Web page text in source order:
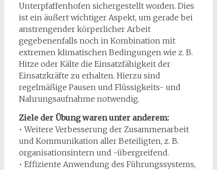
Unterpfaffenhofen sichergestellt worden. Dies
ist ein äußert wichtiger Aspekt, um gerade bei
anstrengender körperlicher Arbeit
gegebenenfalls noch in Kombination mit
extremen klimatischen Bedingungen wie z. B.
Hitze oder Kälte die Einsatzfähigkeit der
Einsatzkräfte zu erhalten. Hierzu sind
regelmäßige Pausen und Flüssigkeits- und
Nahrungsaufnahme notwendig.
Ziele der Übung waren unter anderem:
• Weitere Verbesserung der Zusammenarbeit
und Kommunikation aller Beteiligten, z. B.
organisationsintern und -übergreifend.
• Effiziente Anwendung des Führungssystems,